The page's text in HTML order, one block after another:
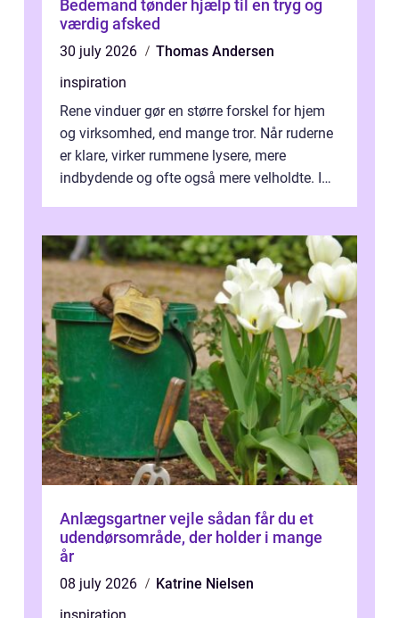
Bedemand tønder hjælp til en tryg og
værdig afsked
30 july 2026
Thomas Andersen
inspiration
Rene vinduer gør en større forskel for hjem
og virksomhed, end mange tror. Når ruderne
er klare, virker rummene lysere, mere
indbydende og ofte også mere velholdte. I
Anlægsgartner vejle sådan får du et
udendørsområde, der holder i mange
år
08 july 2026
Katrine Nielsen